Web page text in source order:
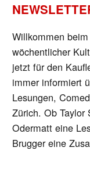
Willkommen
wöchentlicher
jetzt für den
immer informiert
Lesungen,
Zürich. Ob
Odermatt eine
Brugger eine